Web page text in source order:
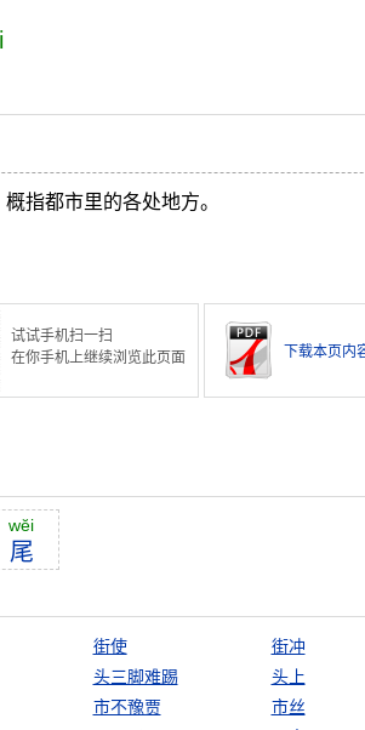
指都市里的各处地方。
试试手机扫一扫
在你手机上继续浏览此页面
下载本页内
wĕi
尾
街使 街冲
头三脚难踢 头上
市不豫贾 市丝